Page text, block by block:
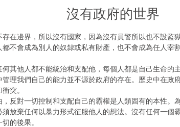
沒有政府的世界
存在邊界，所以沒有國家，因為沒有員警所以也不設監
都不會成為別人的奴隸或私有財產，也不會成為任人宰
何其他人都不能統治和支配他，每個人都是自己生命的
管理我們自己的能力並不源於政府的存在。歷史中在政
突。
，反對一切控制和支配自己的霸權是人類固有的本性。
須放棄任何以暴力形式征服他人的想法。沒有任何一個
的後果。